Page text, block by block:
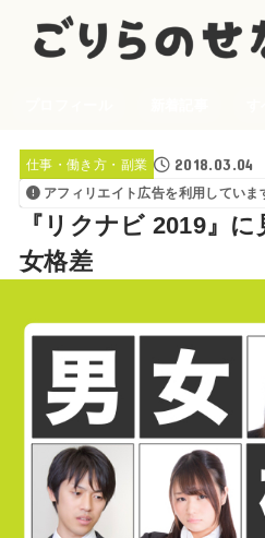
仕事・働き方・副業 2018.03.04
アフィリエイト広告を利用していま
『リクナビ 2019』
女格差